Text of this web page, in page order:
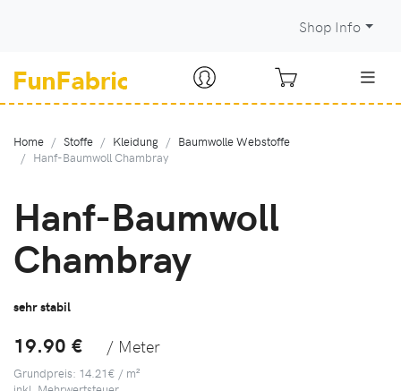
Shop Info
Home Stoffe Kleidung
Baumwolle Webstoffe
Hanf-Baumwoll Chambray
Hanf-Baumwoll
Chambray
sehr stabil
19.90 € / Meter
Grundpreis: 14.21€ / m²